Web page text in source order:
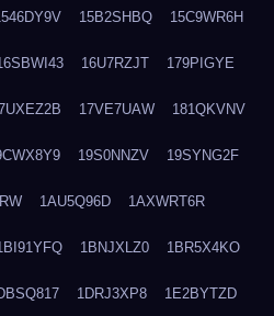
15B2SHBQ 15C9WR6H
16U7RZJT 179PIGYE
17VE7UAW 181QKVNV
19S0NNZV 19SYNG2F
1AU5Q96D 1AXWRT6R
1BNJXLZ0 1BR5X4KO
1DRJ3XP8 1E2BYTZD